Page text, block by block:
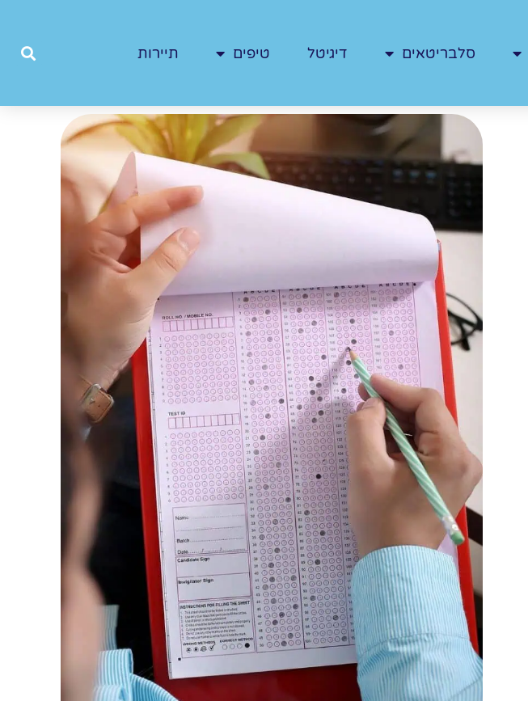
סלבריטאים דיגיטל טיפים תיירות